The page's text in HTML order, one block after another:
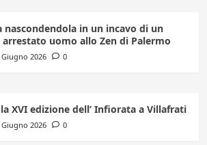
nascondendola in un incavo di un
uomo allo Zen di Palermo
Giugno 2026 0
XVI edizione dell’ Infiorata a Villafrati
Giugno 2026 0